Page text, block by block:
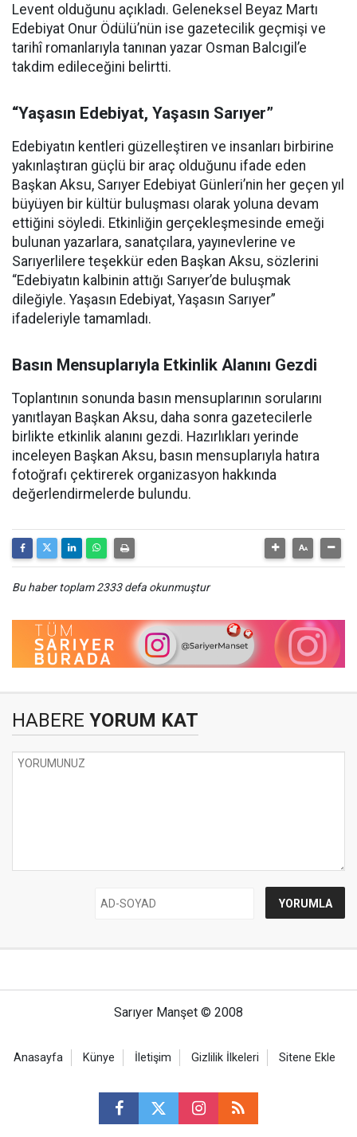
Levent olduğunu açıkladı. Geleneksel Beyaz Martı
Edebiyat Onur Ödülü’nün ise gazetecilik geçmişi ve
tarihî romanlarıyla tanınan yazar Osman Balcıgil’e
takdim edileceğini belirtti.
“Yaşasın Edebiyat, Yaşasın Sarıyer”
Edebiyatın kentleri güzelleştiren ve insanları birbirine
yakınlaştıran güçlü bir araç olduğunu ifade eden
Başkan Aksu, Sarıyer Edebiyat Günleri’nin her geçen yıl
büyüyen bir kültür buluşması olarak yoluna devam
ettiğini söyledi. Etkinliğin gerçekleşmesinde emeği
bulunan yazarlara, sanatçılara, yayınevlerine ve
Sarıyerlilere teşekkür eden Başkan Aksu, sözlerini
“Edebiyatın kalbinin attığı Sarıyer’de buluşmak
dileğiyle. Yaşasın Edebiyat, Yaşasın Sarıyer”
ifadeleriyle tamamladı.
Basın Mensuplarıyla Etkinlik Alanını Gezdi
Toplantının sonunda basın mensuplarının sorularını
yanıtlayan Başkan Aksu, daha sonra gazetecilerle
birlikte etkinlik alanını gezdi. Hazırlıkları yerinde
inceleyen Başkan Aksu, basın mensuplarıyla hatıra
fotoğrafı çektirerek organizasyon hakkında
değerlendirmelerde bulundu.
Bu haber toplam 2333 defa okunmuştur
HABERE YORUM KAT
Sarıyer Manşet © 2008
Anasayfa Künye İletişim Gizlilik İlkeleri Sitene Ekle